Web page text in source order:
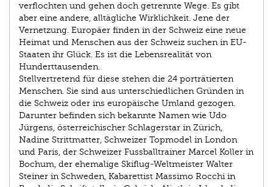
verﬂochten und gehen doch getrennte Wege. Es gibt
aber eine andere, alltägliche Wirklichkeit. Jene der
Vernetzung. Europäer ﬁnden in der Schweiz eine neue
Heimat und Menschen aus der Schweiz suchen in EU-
Staaten ihr Glück. Es ist die Lebensrealität von
Hunderttausenden.
Stellvertretend für diese stehen die 24 porträtierten
Menschen. Sie sind aus unterschiedlichen Gründen in
die Schweiz oder ins europäische Umland gezogen.
Darunter beﬁnden sich bekannte Namen wie Udo
Jürgens, österreichischer Schlagerstar in Zürich,
Nadine Strittmatter, Schweizer Topmodel in London
und Paris, der Schweizer Fussballtrainer Marcel Koller in
Bochum, der ehemalige Skiﬂug-Weltmeister Walter
Steiner in Schweden, Kabarettist Massimo Rocchi in